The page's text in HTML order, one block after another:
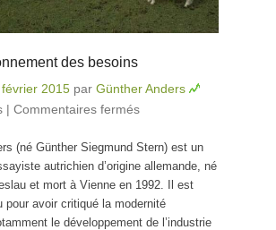
des besoins
février 2015 par Günther Anders
| Commentaires fermés
des besoins
(né Günther Siegmund Stern) est un
autrichien d’origine allemande, né
et mort à Vienne en 1992. Il est
pour avoir critiqué la modernité
le développement de l’industrie